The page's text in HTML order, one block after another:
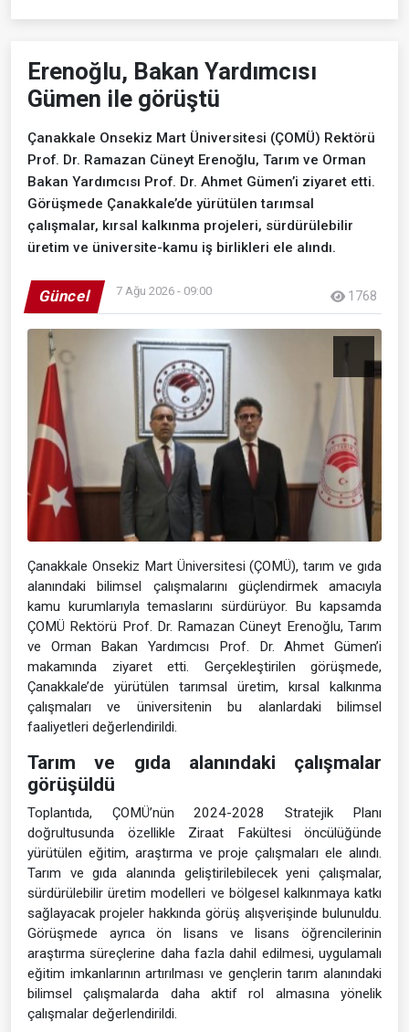
Erenoğlu, Bakan Yardımcısı
Gümen ile görüştü
Çanakkale Onsekiz Mart Üniversitesi (ÇOMÜ) Rektörü
Prof. Dr. Ramazan Cüneyt Erenoğlu, Tarım ve Orman
Bakan Yardımcısı Prof. Dr. Ahmet Gümen’i ziyaret etti.
Görüşmede Çanakkale’de yürütülen tarımsal
çalışmalar, kırsal kalkınma projeleri, sürdürülebilir
üretim ve üniversite-kamu iş birlikleri ele alındı.
Güncel 7 Ağu 2026 - 09:00 1768
Çanakkale Onsekiz Mart Üniversitesi (ÇOMÜ), tarım ve gıda
alanındaki bilimsel çalışmalarını güçlendirmek amacıyla
kamu kurumlarıyla temaslarını sürdürüyor. Bu kapsamda
ÇOMÜ Rektörü Prof. Dr. Ramazan Cüneyt Erenoğlu, Tarım
ve Orman Bakan Yardımcısı Prof. Dr. Ahmet Gümen’i
makamında ziyaret etti. Gerçekleştirilen görüşmede,
Çanakkale’de yürütülen tarımsal üretim, kırsal kalkınma
çalışmaları ve üniversitenin bu alanlardaki bilimsel
faaliyetleri değerlendirildi.
Tarım ve gıda alanındaki çalışmalar
görüşüldü
Toplantıda, ÇOMÜ’nün 2024-2028 Stratejik Planı
doğrultusunda özellikle Ziraat Fakültesi öncülüğünde
yürütülen eğitim, araştırma ve proje çalışmaları ele alındı.
Tarım ve gıda alanında geliştirilebilecek yeni çalışmalar,
sürdürülebilir üretim modelleri ve bölgesel kalkınmaya katkı
sağlayacak projeler hakkında görüş alışverişinde bulunuldu.
Görüşmede ayrıca ön lisans ve lisans öğrencilerinin
araştırma süreçlerine daha fazla dahil edilmesi, uygulamalı
eğitim imkanlarının artırılması ve gençlerin tarım alanındaki
bilimsel çalışmalarda daha aktif rol almasına yönelik
çalışmalar değerlendirildi.